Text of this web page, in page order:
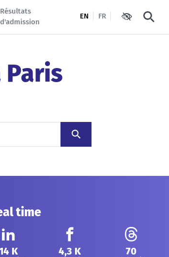
Résultats
d'admission
EN FR
Accessibility
Paris
time
Linkedin :
K Facebook :
4,3 K Threads :
70